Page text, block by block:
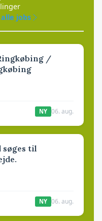
alle jobs
/
NY 06. aug.
til
NY 06. aug.